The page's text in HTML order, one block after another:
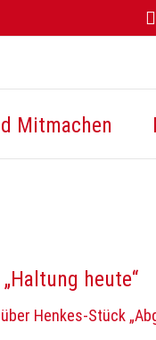
Mitmachen
heute“
Henkes-Stück